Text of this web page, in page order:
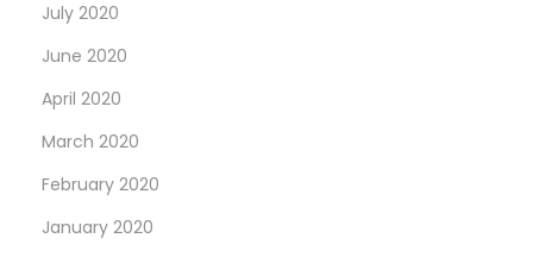
July 2020
June 2020
April 2020
March 2020
February 2020
January 2020